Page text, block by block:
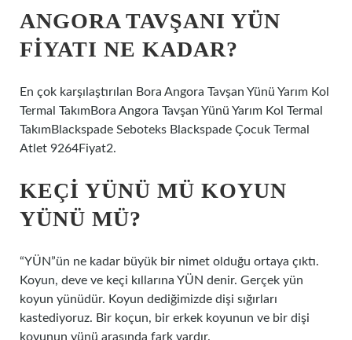
ANGORA TAVŞANI YÜN
FIYATI NE KADAR?
En çok karşılaştırılan Bora Angora Tavşan Yünü Yarım Kol
Termal TakımBora Angora Tavşan Yünü Yarım Kol Termal
TakımBlackspade Seboteks Blackspade Çocuk Termal
Atlet 9264Fiyat2.
KEÇI YÜNÜ MÜ KOYUN
YÜNÜ MÜ?
“YÜN”ün ne kadar büyük bir nimet olduğu ortaya çıktı.
Koyun, deve ve keçi kıllarına YÜN denir. Gerçek yün
koyun yünüdür. Koyun dediğimizde dişi sığırları
kastediyoruz. Bir koçun, bir erkek koyunun ve bir dişi
koyunun yünü arasında fark vardır.